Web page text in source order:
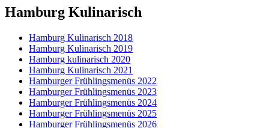
Hamburg Kulinarisch
Hamburg Kulinarisch 2018
Hamburg Kulinarisch 2019
Hamburg kulinarisch 2020
Hamburg Kulinarisch 2021
Hamburger Frühlingsmenüs 2022
Hamburger Frühlingsmenüs 2023
Hamburger Frühlingsmenüs 2024
Hamburger Frühlingsmenüs 2025
Hamburger Frühlingsmenüs 2026